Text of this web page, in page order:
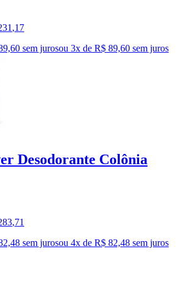
,17
sem jurosou 3x de R$ 89,60 sem juros
Desodorante Colônia
,71
sem jurosou 4x de R$ 82,48 sem juros